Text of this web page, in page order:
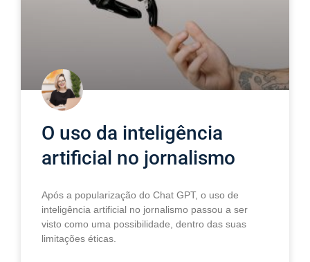
O uso da inteligência
artificial no jornalismo
Após a popularização do Chat GPT, o uso de
inteligência artificial no jornalismo passou a ser
visto como uma possibilidade, dentro das suas
limitações éticas.